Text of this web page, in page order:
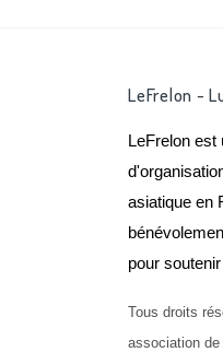
LeFrelon -
LeFrelon est
asiatique en
pour
Tous droits
association